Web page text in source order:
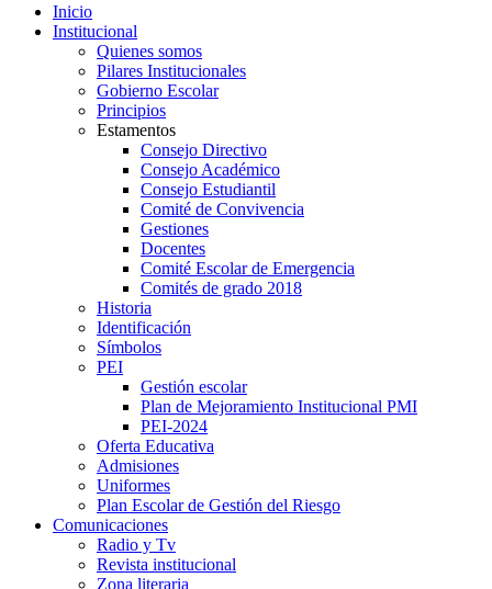
Inicio
Institucional
Quienes somos
Pilares Institucionales
Gobierno Escolar
Principios
Estamentos
Consejo Directivo
Consejo Académico
Consejo Estudiantil
Comité de Convivencia
Gestiones
Docentes
Comité Escolar de Emergencia
Comités de grado 2018
Historia
Identificación
Símbolos
PEI
Gestión escolar
Plan de Mejoramiento Institucional PMI
PEI-2024
Oferta Educativa
Admisiones
Uniformes
Plan Escolar de Gestión del Riesgo
Comunicaciones
Radio y Tv
Revista institucional
Zona literaria